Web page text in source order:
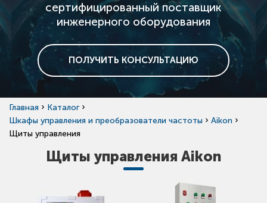
сертифицированный поставщик
инженерного оборудования
ПОЛУЧИТЬ КОНСУЛЬТАЦИЮ
Главная › Каталог ›
Шкафы управления и преобразователи частоты › Aikon ›
Щиты управления
Щиты управления Aikon